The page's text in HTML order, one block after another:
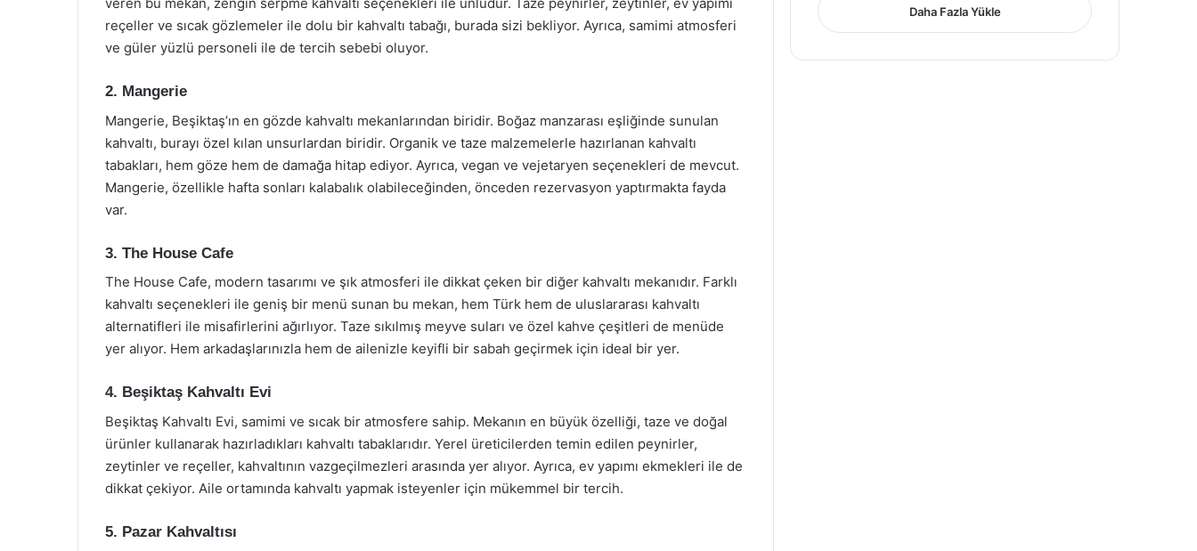
reçeller ve sıcak gözlemeler ile dolu bir kahvaltı tabağı, burada sizi bekliyor. Ayrıca, samimi atmosferi
ve güler yüzlü personeli ile de tercih sebebi oluyor.
2. Mangerie
Mangerie, Beşiktaş’ın en gözde kahvaltı mekanlarından biridir. Boğaz manzarası eşliğinde sunulan
kahvaltı, burayı özel kılan unsurlardan biridir. Organik ve taze malzemelerle hazırlanan kahvaltı
tabakları, hem göze hem de damağa hitap ediyor. Ayrıca, vegan ve vejetaryen seçenekleri de mevcut.
Mangerie, özellikle hafta sonları kalabalık olabileceğinden, önceden rezervasyon yaptırmakta fayda
var.
3. The House Cafe
The House Cafe, modern tasarımı ve şık atmosferi ile dikkat çeken bir diğer kahvaltı mekanıdır. Farklı
kahvaltı seçenekleri ile geniş bir menü sunan bu mekan, hem Türk hem de uluslararası kahvaltı
alternatifleri ile misafirlerini ağırlıyor. Taze sıkılmış meyve suları ve özel kahve çeşitleri de menüde
yer alıyor. Hem arkadaşlarınızla hem de ailenizle keyifli bir sabah geçirmek için ideal bir yer.
4. Beşiktaş Kahvaltı Evi
Beşiktaş Kahvaltı Evi, samimi ve sıcak bir atmosfere sahip. Mekanın en büyük özelliği, taze ve doğal
ürünler kullanarak hazırladıkları kahvaltı tabaklarıdır. Yerel üreticilerden temin edilen peynirler,
zeytinler ve reçeller, kahvaltının vazgeçilmezleri arasında yer alıyor. Ayrıca, ev yapımı ekmekleri ile de
dikkat çekiyor. Aile ortamında kahvaltı yapmak isteyenler için mükemmel bir tercih.
5. Pazar Kahvaltısı
Daha Fazla Yükle